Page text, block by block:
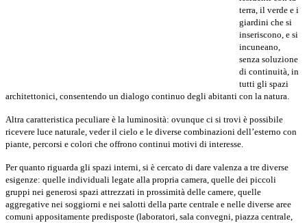
terra, il verde e i
giardini che si
inseriscono, e si
incuneano,
senza soluzione
di continuità, in
tutti gli spazi
architettonici, consentendo un dialogo continuo degli abitanti con la natura.
Altra caratteristica peculiare è la luminosità: ovunque ci si trovi è possibile
ricevere luce naturale, veder il cielo e le diverse combinazioni dell’esterno con
piante, percorsi e colori che offrono continui motivi di interesse.
Per quanto riguarda gli spazi interni, si è cercato di dare valenza a tre diverse
esigenze: quelle individuali legate alla propria camera, quelle dei piccoli
gruppi nei generosi spazi attrezzati in prossimità delle camere, quelle
aggregative nei soggiorni e nei salotti della parte centrale e nelle diverse aree
comuni appositamente predisposte (laboratori, sala convegni, piazza centrale,